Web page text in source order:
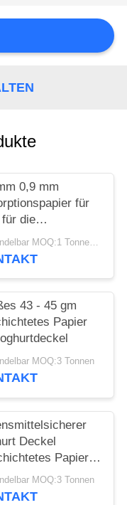
0,9 mm
für
für die
- 700 x
mm frei
Verhandelbar MOQ:1 Tonne für gemeinsame Größe und 10 Tonnen für die besondere Größe
43 - 45 gm
Papier
MOQ:3 Tonnen
Deckel
Papier
Anti-Krack
MOQ:3 Tonnen